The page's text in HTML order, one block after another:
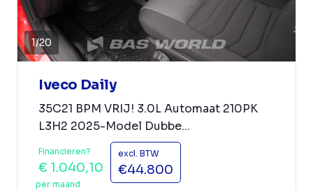
1/20
Iveco Daily
35C21 BPM VRIJ! 3.0L Automaat 210PK
L3H2 2025-Model Dubbe...
Financieren?
€ 1.040,10
per maand
excl. BTW
€44.800